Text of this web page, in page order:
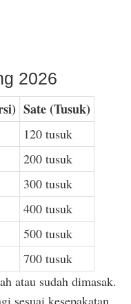
2026
Sate (Tusuk)
120 tusuk
200 tusuk
300 tusuk
400 tusuk
500 tusuk
700 tusuk
atau sudah dimasak.
sesuai kesepakatan.